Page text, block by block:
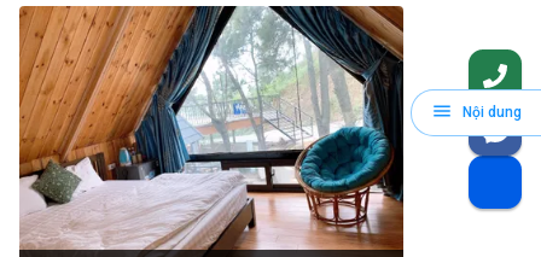
Nội dung